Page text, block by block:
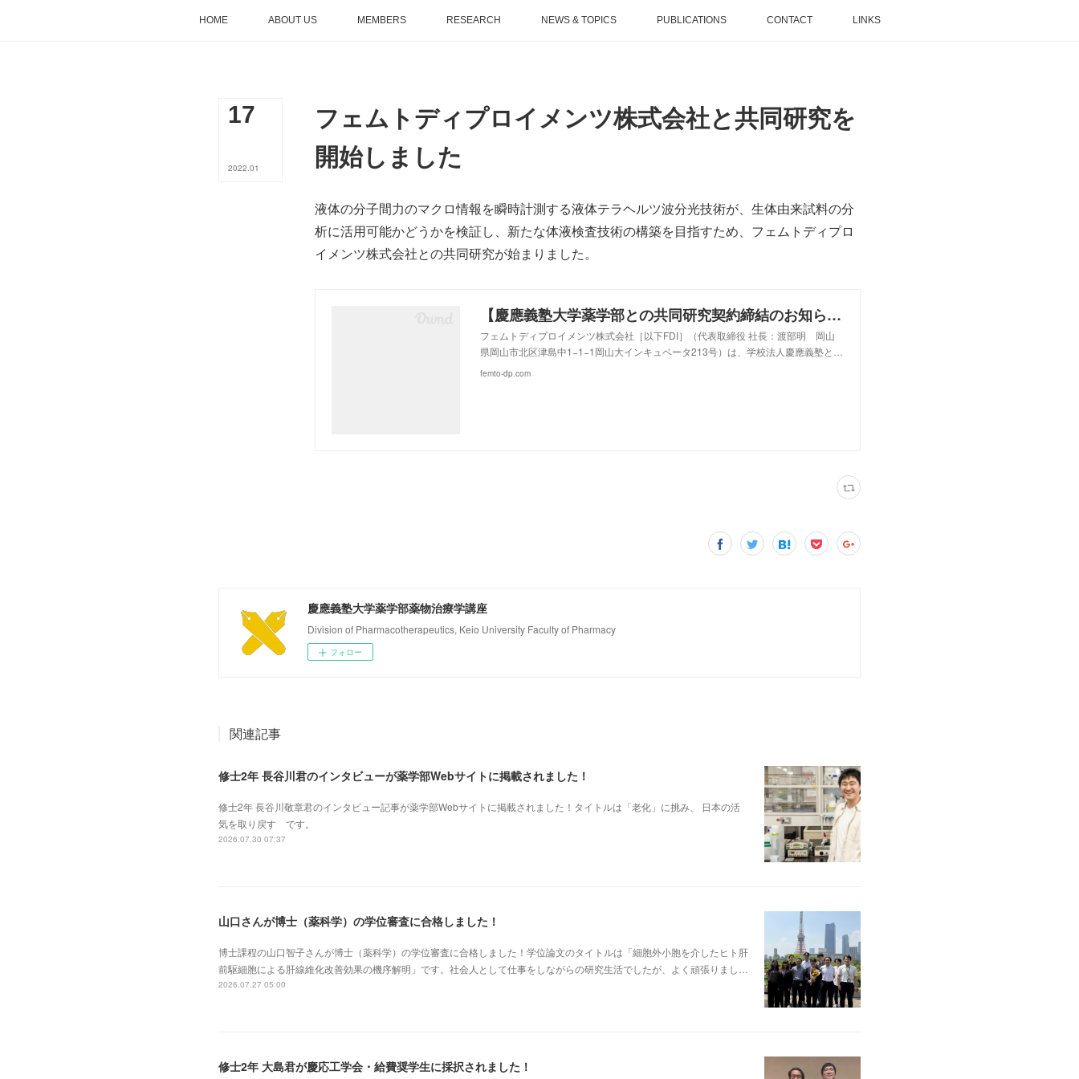
HOME ABOUT US MEMBERS RESEARCH NEWS & TOPICS PUBLICATIONS CONTACT LINKS
17
2022.01
フェムトディプロイメンツ株式会社と共同研究を
開始しました
液体の分子間力のマクロ情報を瞬時計測する液体テラヘルツ波分光技術が、生体由来試料の分
析に活用可能かどうかを検証し、新たな体液検査技術の構築を目指すため、フェムトディプロ
イメンツ株式会社との共同研究が始まりました。
【慶應義塾大学薬学部との共同研究契約締結のお知らせ】液体テラヘルツ分光分析技術を用いたがんの早期発見に関する共同研究 | フェムトディプロイメンツ株式会社 ｜ FDI
フェムトディプロイメンツ株式会社［以下FDI］（代表取締役 社長：渡部明 岡山
県岡山市北区津島中1−1−1岡山大インキュベータ213号）は、学校法人慶應義塾と…
femto-dp.com
慶應義塾大学薬学部薬物治療学講座
Division of Pharmacotherapeutics, Keio University Faculty of Pharmacy
フォロー
関連記事
修士2年 長谷川君のインタビューが薬学部Webサイトに掲載されました！
修士2年 長谷川敬章君のインタビュー記事が薬学部Webサイトに掲載されました！タイトルは「老化」に挑み、 日本の活
気を取り戻す です。
2026.07.30 07:37
山口さんが博士（薬科学）の学位審査に合格しました！
博士課程の山口智子さんが博士（薬科学）の学位審査に合格しました！学位論文のタイトルは「細胞外小胞を介したヒト肝
前駆細胞による肝線維化改善効果の機序解明」です。社会人として仕事をしながらの研究生活でしたが、よく頑張りまし…
2026.07.27 05:00
修士2年 大島君が慶応工学会・給費奨学生に採択されました！